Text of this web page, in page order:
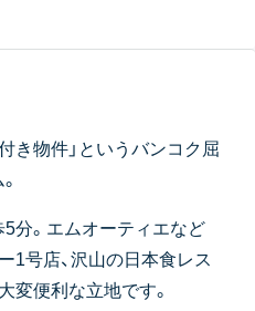
き物件」というバンコク屈
分。エムオーティエなど
1号店、沢山の日本食レス
変便利な立地です。